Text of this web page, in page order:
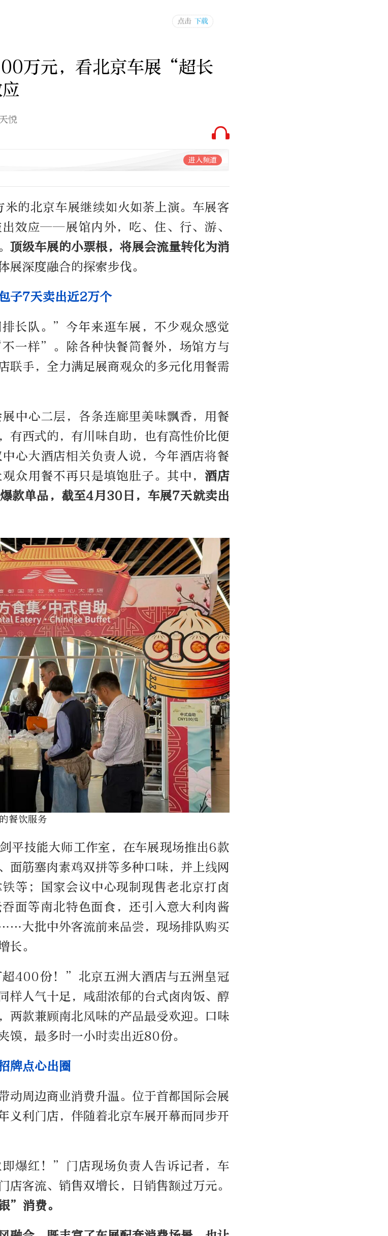
万元，看北京车展“超长
悦
进入频道
的北京车展继续如火如荼上演。车展客
效应——展馆内外，吃、住、行、游、
顶级车展的小票根，将展会流量转化为消
展深度融合的探索步伐。
子7天卖出近2万个
长队。”今年来逛车展，不少观众感觉
一样”。除各种快餐简餐外，场馆方与
联手，全力满足展商观众的多元化用餐需
中心二层，各条连廊里美味飘香，用餐
有西式的，有川味自助，也有高性价比便
心大酒店相关负责人说，今年酒店将餐
众用餐不再只是填饱肚子。其中， 酒店
款单品，截至4月30日，车展7天就卖出
餐饮服务
平技能大师工作室，在车展现场推出6款
面筋塞肉素鸡双拼等多种口味，并上线网
等；国家会议中心现制现售老北京打卤
面等南北特色面食，还引入意大利肉酱
大批中外客流前来品尝，现场排队购买
长。
超400份！”北京五洲大酒店与五洲皇冠
样人气十足，咸甜浓郁的台式卤肉饭、醇
两款兼顾南北风味的产品最受欢迎。口味
馍，最多时一小时卖出近80份。
牌点心出圈
动周边商业消费升温。位于首都国际会展
义利门店，伴随着北京车展开幕而同步开
爆红！”门店现场负责人告诉记者，车
店客流、销售双增长，日销售额过万元。
”消费。